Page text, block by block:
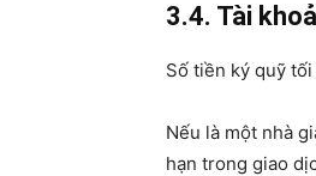
3.4. Tài
Số tiền ký quỹ
Nếu là một nhà
hạn trong giao